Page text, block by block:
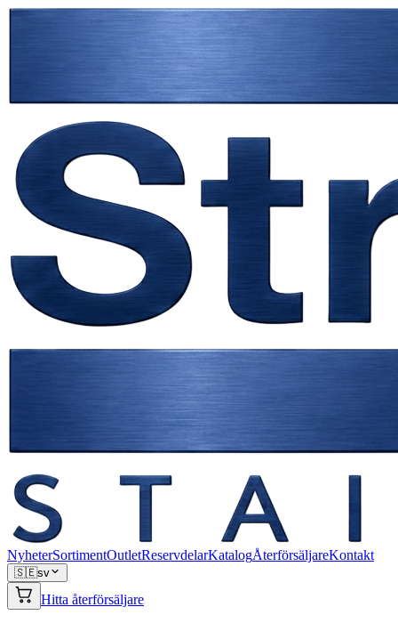
NyheterSortimentOutletReservdelarKatalogÅterförsäljareKontakt
🇸🇪sv
Hitta återförsäljare